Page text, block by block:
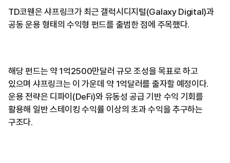
TD코웬은 샤프링크가 최근 갤럭시디지털(Galaxy Digital)과
공동 운용 형태의 수익형 펀드를 출범한 점에 주목했다.
해당 펀드는 약 1억2500만달러 규모 조성을 목표로 하고
있으며 샤프링크는 이 가운데 약 1억달러를 출자할 예정이다.
운용 전략은 디파이(DeFi)와 유동성 공급 기반 수익 기회를
활용해 일반 스테이킹 수익률 이상의 초과 수익을 추구하는
구조다.